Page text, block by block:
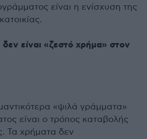
είναι η ενίσχυση της
είναι «ζεστό χρήμα» στον
«ψιλά γράμματα»
είναι ο τρόπος καταβολής
Τα χρήματα δεν